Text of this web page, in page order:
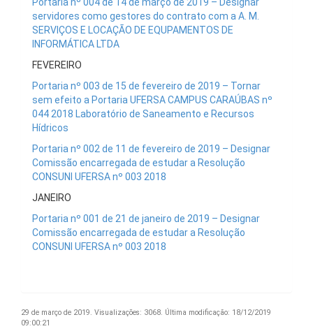
servidores como gestores do contrato com a A. M.
SERVIÇOS E LOCAÇÃO DE EQUPAMENTOS DE
INFORMÁTICA LTDA
FEVEREIRO
Portaria nº 003 de 15 de fevereiro de 2019 – Tornar
sem efeito a Portaria UFERSA CAMPUS CARAÚBAS nº
044 2018 Laboratório de Saneamento e Recursos
Hídricos
Portaria nº 002 de 11 de fevereiro de 2019 – Designar
Comissão encarregada de estudar a Resolução
CONSUNI UFERSA nº 003 2018
JANEIRO
Portaria nº 001 de 21 de janeiro de 2019 – Designar
Comissão encarregada de estudar a Resolução
CONSUNI UFERSA nº 003 2018
29 de março de 2019. Visualizações: 3068. Última modificação: 18/12/2019
09:00:21